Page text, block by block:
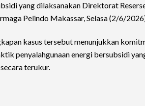
yang dilaksanakan Direktorat
Pelindo Makassar, Selasa (2/6/
kasus tersebut menunjukkan
penyalahgunaan energi bersubsidi
terukur.